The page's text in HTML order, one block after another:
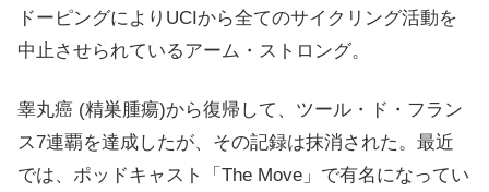
ドーピングによりUCIから全てのサイクリング活動を
中止させられているアーム・ストロング。
睾丸癌 (精巣腫瘍)から復帰して、ツール・ド・フラン
ス7連覇を達成したが、その記録は抹消された。最近
では、ポッドキャスト「The Move」で有名になってい